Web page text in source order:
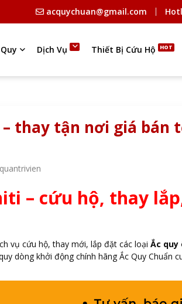
acquychuan@gmail.com
Dịch Vụ Thiết Bị Cứu Hộ
thay tận nơi giá bán
quantrivien
– cứu hộ, thay
vụ cứu hộ, thay mới, lắp đặt các loại Ắc
dòng khởi động chính hãng Ắc Quy Chuẩn